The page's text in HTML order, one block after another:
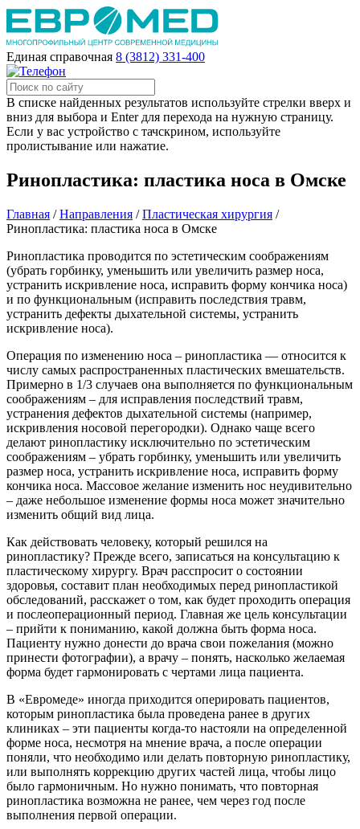
Единая справочная 8 (3812) 331-400
В списке найденных результатов используйте стрелки вверх и
вниз для выбора и Enter для перехода на нужную страницу.
Если у вас устройство с тачскрином, используйте
пролистывание или нажатие.
Ринопластика: пластика носа в Омске
Главная /Направления /Пластическая хирургия /
Ринопластика: пластика носа в Омске
Ринопластика проводится по эстетическим соображениям
(убрать горбинку, уменьшить или увеличить размер носа,
устранить искривление носа, исправить форму кончика носа)
и по функциональным (исправить последствия травм,
устранить дефекты дыхательной системы, устранить
искривление носа).
Операция по изменению носа – ринопластика — относится к
числу самых распространенных пластических вмешательств.
Примерно в 1/3 случаев она выполняется по функциональным
соображениям – для исправления последствий травм,
устранения дефектов дыхательной системы (например,
искривления носовой перегородки). Однако чаще всего
делают ринопластику исключительно по эстетическим
соображениям – убрать горбинку, уменьшить или увеличить
размер носа, устранить искривление носа, исправить форму
кончика носа. Массовое желание изменить нос неудивительно
– даже небольшое изменение формы носа может значительно
изменить общий вид лица.
Как действовать человеку, который решился на
ринопластику? Прежде всего, записаться на консультацию к
пластическому хирургу. Врач расспросит о состоянии
здоровья, составит план необходимых перед ринопластикой
обследований, расскажет о том, как будет проходить операция
и послеоперационный период. Главная же цель консультации
– прийти к пониманию, какой должна быть форма носа.
Пациенту нужно донести до врача свои пожелания (можно
принести фотографии), а врачу – понять, насколько желаемая
форма будет гармонировать с чертами лица пациента.
В «Евромеде» иногда приходится оперировать пациентов,
которым ринопластика была проведена ранее в других
клиниках – эти пациенты когда-то настояли на определенной
форме носа, несмотря на мнение врача, а после операции
поняли, что необходимо или делать повторную ринопластику,
или выполнять коррекцию других частей лица, чтобы лицо
было гармоничным. Но нужно понимать, что повторная
ринопластика возможна не ранее, чем через год после
выполнения первой операции.